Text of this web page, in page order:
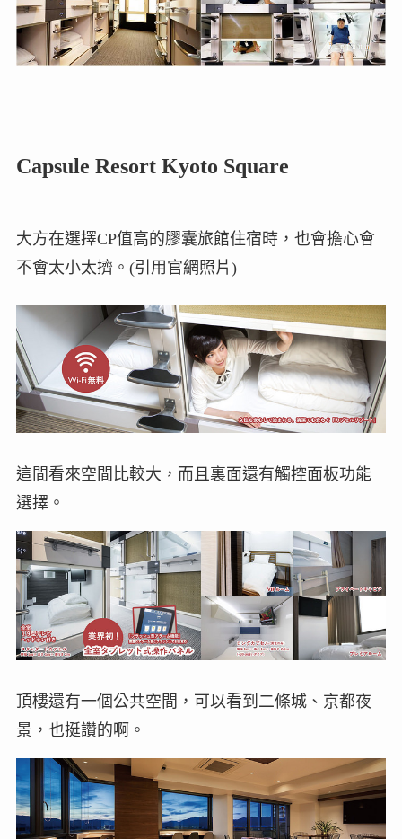
Capsule Resort Kyoto Square
大方在選擇CP值高的膠囊旅館住宿時，也會擔心會
不會太小太擠。(引用官網照片)
這間看來空間比較大，而且裏面還有觸控面板功能
選擇。
頂樓還有一個公共空間，可以看到二條城、京都夜
景，也挺讚的啊。